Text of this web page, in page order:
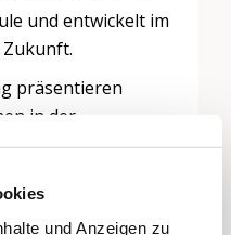
und Anzeigen zu
und entwickelt im
Zukunft.
präsentieren
in der
ein wünschbares
werden. Der